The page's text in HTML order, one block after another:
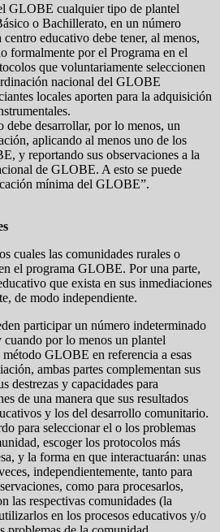
GLOBE cualquier tipo de plantel
o Bachillerato, en un número
educativo debe tener, al menos,
formalmente por el Programa en el
que voluntariamente seleccionen
nacional del GLOBE
locales aporten para la adquisición
debe desarrollar, por lo menos, un
aplicando al menos uno de los
y reportando sus observaciones a la
de GLOBE. A esto se puede
mínima del GLOBE”.
cuales las comunidades rurales o
el programa GLOBE. Por una parte,
que exista en sus inmediaciones
de modo independiente.
participar un número indeterminado
cuando por lo menos un plantel
GLOBE en referencia a esas
ambas partes complementan sus
destrezas y capacidades para
de una manera que sus resultados
y los del desarrollo comunitario.
para seleccionar el o los problemas
escoger los protocolos más
y la forma en que interactuarán: unas
independientemente, tanto para
como para procesarlos,
las respectivas comunidades (la
en los procesos educativos y/o